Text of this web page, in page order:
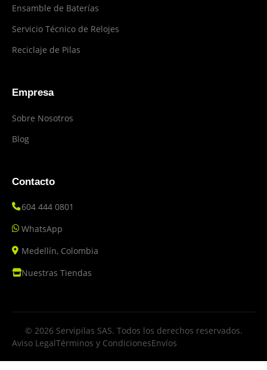
Ensamble de Baterías
Servicio Técnico de Relojes
Reciclaje de Pilas
Empresa
Sobre Nosotros
Blog
Contacto
604 444 0801
WhatsApp
Medellín, Colombia
Nuestras Tiendas
© 2026 Servipilas SAS. Todos los derechos reservados.
Aviso LegalTérminos y CondicionesEnvíos